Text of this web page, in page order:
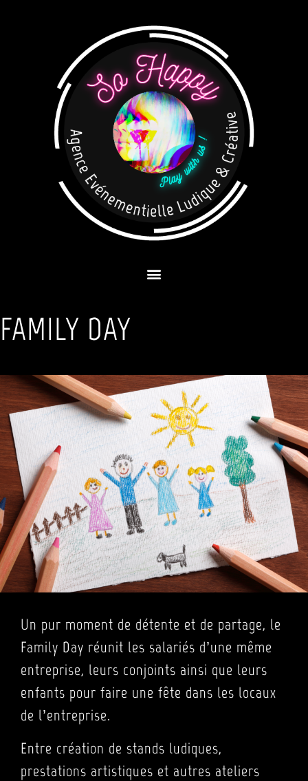
FAMILY DAY
Un pur moment de détente et de partage, le
Family Day réunit les salariés d’une même
entreprise, leurs conjoints ainsi que leurs
enfants pour faire une fête dans les locaux
de l’entreprise.
Entre création de stands ludiques,
prestations artistiques et autres ateliers